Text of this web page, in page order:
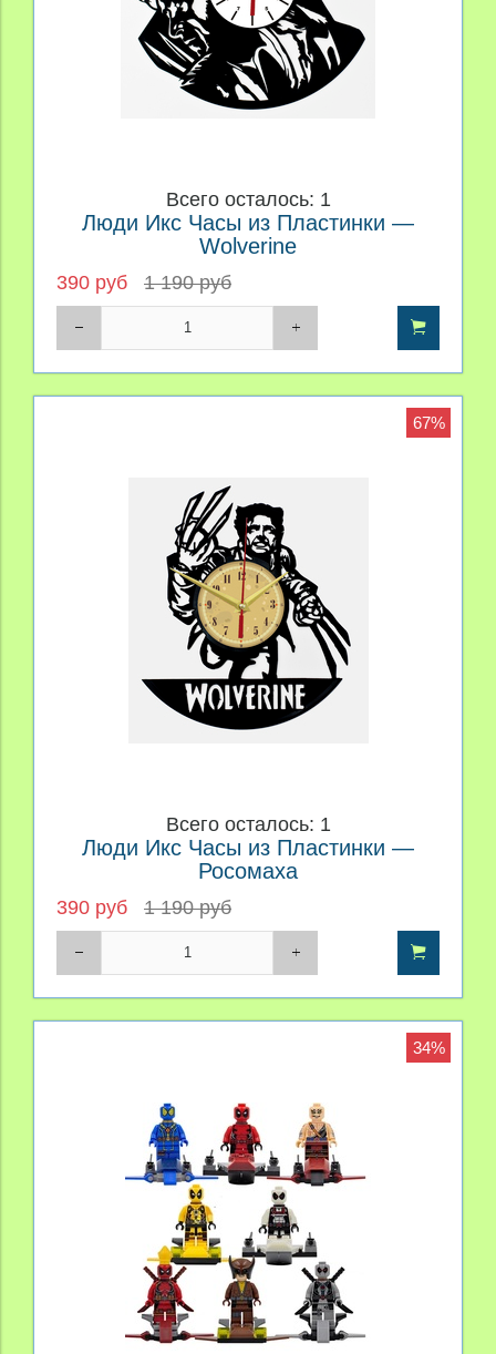
Всего осталось: 1
Люди Икс Часы из Пластинки —
Wolverine
390 руб 1 190 руб
67%
Всего осталось: 1
Люди Икс Часы из Пластинки —
Росомаха
390 руб 1 190 руб
34%